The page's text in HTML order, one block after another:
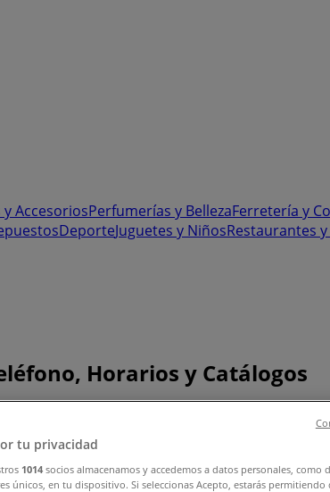
y AccesoriosPerfumerías y BellezaFerretería y
DeporteJuguetes y NiñosRestaurantes
Horarios y Catálogos
tu privacidad
1014 socios almacenamos y accedemos a datos personales, como
únicos, en tu dispositivo. Si seleccionas Acepto, estarás permitiendo